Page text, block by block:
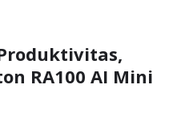
RA100 AI Mini